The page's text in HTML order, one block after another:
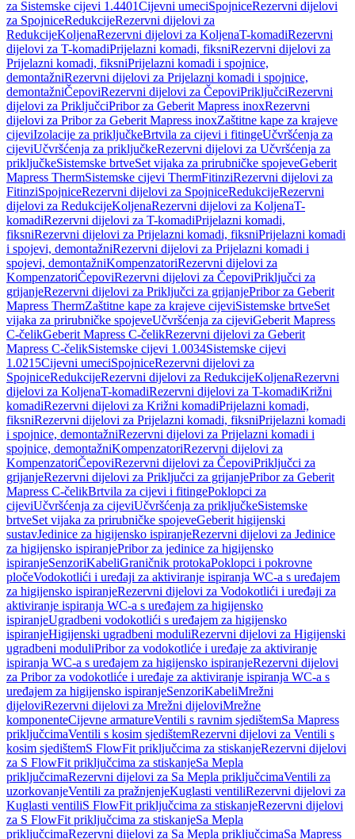
za Sistemske cijevi 1.4401Cijevni umeciSpojniceRezervni dijelovi
za SpojniceRedukcijeRezervni dijelovi za
RedukcijeKoljenaRezervni dijelovi za KoljenaT-komadiRezervni
dijelovi za T-komadiPrijelazni komadi, fiksniRezervni dijelovi za
Prijelazni komadi, fiksniPrijelazni komadi i spojnice,
demontažniRezervni dijelovi za Prijelazni komadi i spojnice,
demontažniČepoviRezervni dijelovi za ČepoviPriključciRezervni
dijelovi za PriključciPribor za Geberit Mapress inoxRezervni
dijelovi za Pribor za Geberit Mapress inoxZaštitne kape za krajeve
cijeviIzolacije za priključkeBrtvila za cijevi i fitingeUčvršćenja za
cijeviUčvršćenja za priključkeRezervni dijelovi za Učvršćenja za
priključkeSistemske brtveSet vijaka za prirubničke spojeveGeberit
Mapress ThermSistemske cijevi ThermFitinziRezervni dijelovi za
FitinziSpojniceRezervni dijelovi za SpojniceRedukcijeRezervni
dijelovi za RedukcijeKoljenaRezervni dijelovi za KoljenaT-
komadiRezervni dijelovi za T-komadiPrijelazni komadi,
fiksniRezervni dijelovi za Prijelazni komadi, fiksniPrijelazni komadi
i spojevi, demontažniRezervni dijelovi za Prijelazni komadi i
spojevi, demontažniKompenzatoriRezervni dijelovi za
KompenzatoriČepoviRezervni dijelovi za ČepoviPriključci za
grijanjeRezervni dijelovi za Priključci za grijanjePribor za Geberit
Mapress ThermZaštitne kape za krajeve cijeviSistemske brtveSet
vijaka za prirubničke spojeveUčvršćenja za cijeviGeberit Mapress
C-čelikGeberit Mapress C-čelikRezervni dijelovi za Geberit
Mapress C-čelikSistemske cijevi 1.0034Sistemske cijevi
1.0215Cijevni umeciSpojniceRezervni dijelovi za
SpojniceRedukcijeRezervni dijelovi za RedukcijeKoljenaRezervni
dijelovi za KoljenaT-komadiRezervni dijelovi za T-komadiKrižni
komadiRezervni dijelovi za Križni komadiPrijelazni komadi,
fiksniRezervni dijelovi za Prijelazni komadi, fiksniPrijelazni komadi
i spojnice, demontažniRezervni dijelovi za Prijelazni komadi i
spojnice, demontažniKompenzatoriRezervni dijelovi za
KompenzatoriČepoviRezervni dijelovi za ČepoviPriključci za
grijanjeRezervni dijelovi za Priključci za grijanjePribor za Geberit
Mapress C-čelikBrtvila za cijevi i fitingePoklopci za
cijeviUčvršćenja za cijeviUčvršćenja za priključkeSistemske
brtveSet vijaka za prirubničke spojeveGeberit higijenski
sustavJedinice za higijensko ispiranjeRezervni dijelovi za Jedinice
za higijensko ispiranjePribor za jedinice za higijensko
ispiranjeSenzoriKabeliGraničnik protokaPoklopci i pokrovne
pločeVodokotlići i uređaji za aktiviranje ispiranja WC-a s uređajem
za higijensko ispiranjeRezervni dijelovi za Vodokotlići i uređaji za
aktiviranje ispiranja WC-a s uređajem za higijensko
ispiranjeUgradbeni vodokotlići s uređajem za higijensko
ispiranjeHigijenski ugradbeni moduliRezervni dijelovi za Higijenski
ugradbeni moduliPribor za vodokotliće i uređaje za aktiviranje
ispiranja WC-a s uređajem za higijensko ispiranjeRezervni dijelovi
za Pribor za vodokotliće i uređaje za aktiviranje ispiranja WC-a s
uređajem za higijensko ispiranjeSenzoriKabeliMrežni
dijeloviRezervni dijelovi za Mrežni dijeloviMrežne
komponenteCijevne armatureVentili s ravnim sjedištemSa Mapress
priključcimaVentili s kosim sjedištemRezervni dijelovi za Ventili s
kosim sjedištemS FlowFit priključcima za stiskanjeRezervni dijelovi
za S FlowFit priključcima za stiskanjeSa Mepla
priključcimaRezervni dijelovi za Sa Mepla priključcimaVentili za
uzorkovanjeVentili za pražnjenjeKuglasti ventiliRezervni dijelovi za
Kuglasti ventiliS FlowFit priključcima za stiskanjeRezervni dijelovi
za S FlowFit priključcima za stiskanjeSa Mepla
priključcimaRezervni dijelovi za Sa Mepla priključcimaSa Mapress